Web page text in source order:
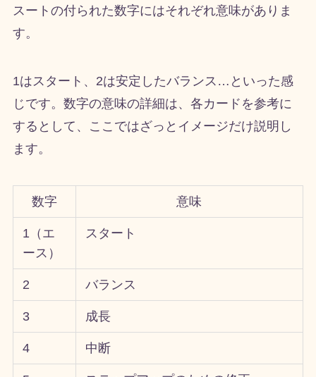
スートの付られた数字にはそれぞれ意味がありま
す。
1はスタート、 2は安定したバランス…といった感
じです。数字の意味の詳細は、各カードを参考に
するとして、ここではざっとイメージだけ説明し
ます。
数字 意味
1（エ
ース）
スタート
2 バランス
3 成長
4 中断